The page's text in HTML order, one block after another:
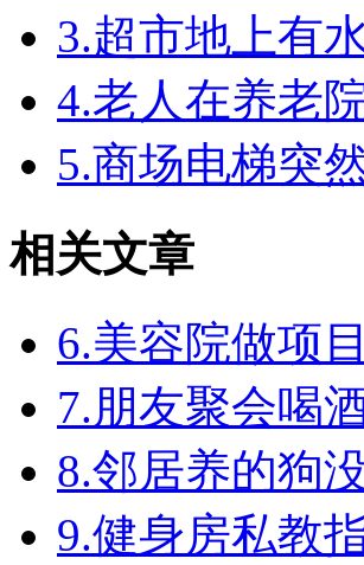
3.超市地上有
4.老人在养老
5.商场电梯突
相关文章
6.美容院做项
7.朋友聚会喝
8.邻居养的狗
9.健身房私教